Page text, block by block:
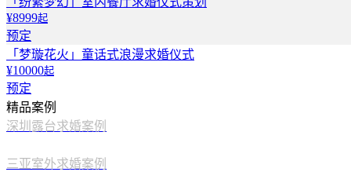
¥8999起
预定
「梦璇花火」童话式浪漫求婚仪式
¥10000起
预定
精品案例
深圳露台求婚案例
三亚室外求婚案例